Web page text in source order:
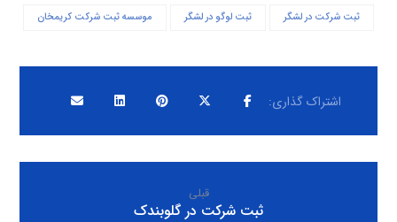
ثبت شرکت در لشگر ثبت لوگو در لشگر موسسه ثبت شرکت کریمخان
قبلی
ثبت شرکت در گلوبندک